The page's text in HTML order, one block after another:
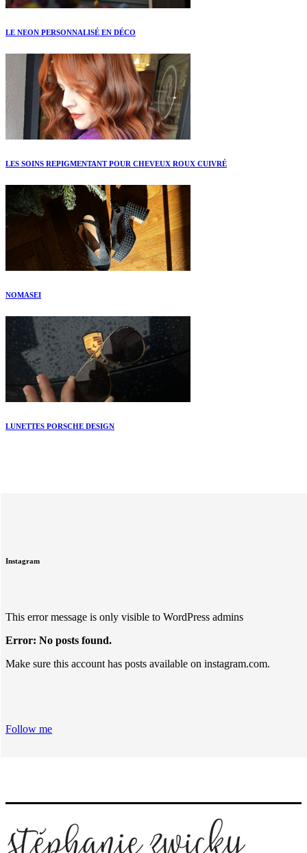
LE NEON PERSONNALISÉ EN DÉCO
LES SOINS REPIGMENTANT POUR CHEVEUX ROUX CUIVRÉ
NOMASEI
LUNETTES PORSCHE DESIGN
Instagram
This error message is only visible to WordPress admins
Error: No posts found.
Make sure this account has posts available on instagram.com.
Follow me